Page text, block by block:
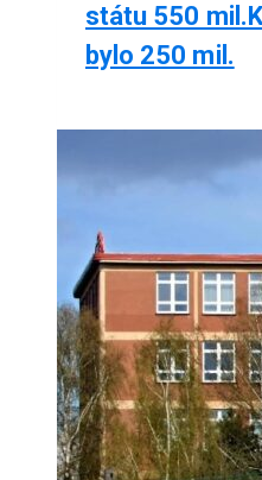
státu 550
bylo 250 mil.